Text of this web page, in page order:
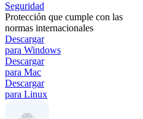
Seguridad
Protección que cumple con las
normas internacionales
Descargar
para Windows
Descargar
para Mac
Descargar
para Linux